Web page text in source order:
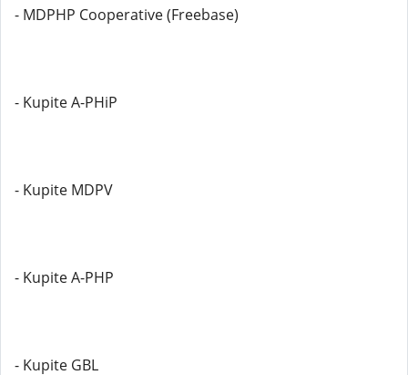
- MDPHP Cooperative (Freebase)
- Kupite A-PHiP
- Kupite MDPV
- Kupite A-PHP
- Kupite GBL